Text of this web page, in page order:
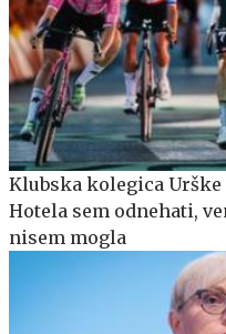
Klubska kolegica
Hotela sem odnehati,
nisem mogla